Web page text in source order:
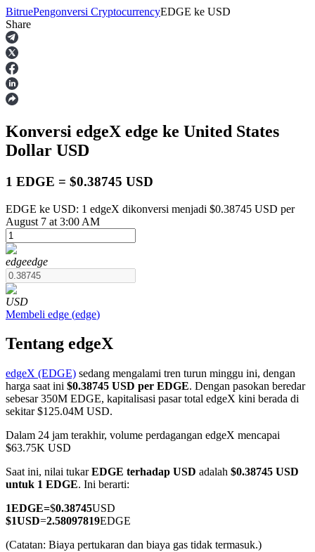
Berjangka
USDT Berjangka
COIN-M Berjangka
Mata Uang Kripto Berjangka
TradFi
Derivatif saham, forex, logam mulia, dan komoditas
BitruePengonversi CryptocurrencyEDGE ke USD
Share
Konversi edgeX edge ke United States
Dollar USD
1 EDGE = $0.38745 USD
EDGE ke USD: 1 edgeX dikonversi menjadi $0.38745 USD per
August 7 at 3:00 AM
edgeedge
USD
Membeli edge (edge)
Tentang edgeX
edgeX (EDGE) sedang mengalami tren turun minggu ini, dengan
harga saat ini $0.38745 USD per EDGE. Dengan pasokan beredar
sebesar 350M EDGE, kapitalisasi pasar total edgeX kini berada di
sekitar $125.04M USD.
Dalam 24 jam terakhir, volume perdagangan edgeX mencapai
$63.75K USD
Saat ini, nilai tukarEDGE terhadap USD adalah $0.38745 USD
untuk 1 EDGE. Ini berarti:
1EDGE=$0.38745USD
$1USD=2.58097819EDGE
(Catatan: Biaya pertukaran dan biaya gas tidak termasuk.)